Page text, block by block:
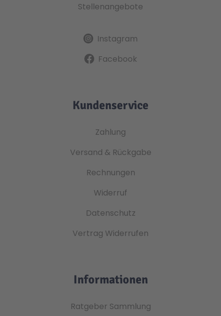
Stellenangebote
Instagram
Facebook
Kundenservice
Zahlung
Versand & Rückgabe
Rechnungen
Widerruf
Datenschutz
Vertrag Widerrufen
Informationen
Ratgeber Sammlung